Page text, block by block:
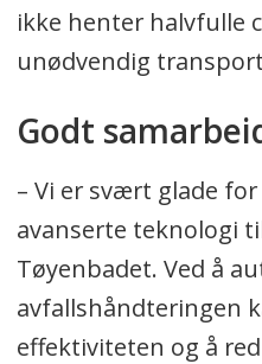
ikke henter halvfulle
unødvendig
Godt
– Vi er svært glade
avanserte teknologi
Tøyenbadet. Ved å
avfallshåndteringen
effektiviteten og å